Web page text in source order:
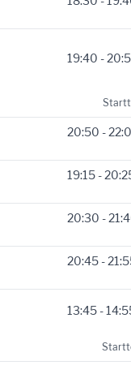
19:40 -
20:50 -
19:15 -
20:30 -
20:45 -
13:45 -